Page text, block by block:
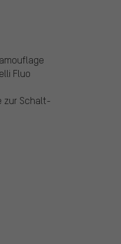
Fluo
zur Schalt-